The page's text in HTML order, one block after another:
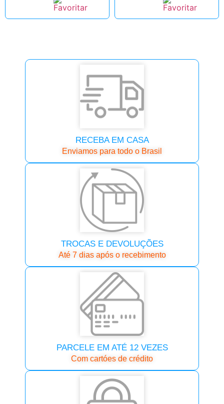
RECEBA EM CASA
Enviamos para todo o Brasil
TROCAS E DEVOLUÇÕES
Até 7 dias após o recebimento
PARCELE EM ATÉ 12 VEZES
Com cartóes de crédito